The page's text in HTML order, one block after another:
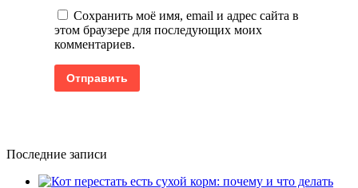
Сохранить моё имя, email и адрес сайта в
этом браузере для последующих моих
комментариев.
Последние записи